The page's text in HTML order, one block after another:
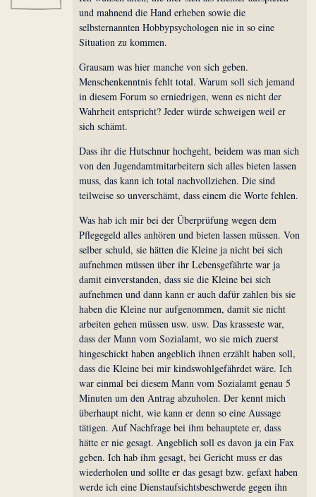
und mahnend die Hand erheben sowie die
selbsternannten Hobbypsychologen nie in so eine
Situation zu kommen.
Grausam was hier manche von sich geben.
Menschenkenntnis fehlt total. Warum soll sich jemand
in diesem Forum so erniedrigen, wenn es nicht der
Wahrheit entspricht? Jeder würde schweigen weil er
sich schämt.
Dass ihr die Hutschnur hochgeht, beidem was man sich
von den Jugendamtmitarbeitern sich alles bieten lassen
muss, das kann ich total nachvollziehen. Die sind
teilweise so unverschämt, dass einem die Worte fehlen.
Was hab ich mir bei der Überprüfung wegen dem
Pflegegeld alles anhören und bieten lassen müssen. Von
selber schuld, sie hätten die Kleine ja nicht bei sich
aufnehmen müssen über ihr Lebensgefährte war ja
damit einverstanden, dass sie die Kleine bei sich
aufnehmen und dann kann er auch dafür zahlen bis sie
haben die Kleine nur aufgenommen, damit sie nicht
arbeiten gehen müssen usw. usw. Das krasseste war,
dass der Mann vom Sozialamt, wo sie mich zuerst
hingeschickt haben angeblich ihnen erzählt haben soll,
dass die Kleine bei mir kindswohlgefährdet wäre. Ich
war einmal bei diesem Mann vom Sozialamt genau 5
Minuten um den Antrag abzuholen. Der kennt mich
überhaupt nicht, wie kann er denn so eine Aussage
tätigen. Auf Nachfrage bei ihm behauptete er, dass
hätte er nie gesagt. Angeblich soll es davon ja ein Fax
geben. Ich hab ihm gesagt, bei Gericht muss er das
wiederholen und sollte er das gesagt bzw. gefaxt haben
werde ich eine Dienstaufsichtsbeschwerde gegen ihn